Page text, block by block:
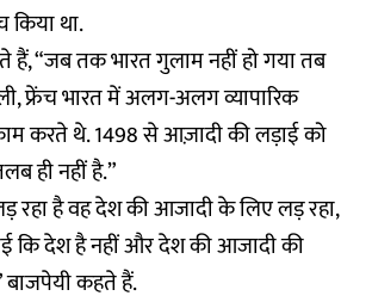
किया था.
“जब तक भारत गुलाम नहीं हो गया तब
फ्रेंच भारत में अलग-अलग व्यापारिक
करते थे. 1498 से आज़ादी की लड़ाई को
ही नहीं है.”
रहा है वह देश की आजादी के लिए लड़ रहा,
कि देश है नहीं और देश की आजादी की
बाजपेयी कहते हैं.